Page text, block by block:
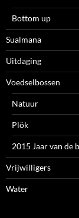
Bottom up
Sualmana
Uitdaging
Voedselbossen
Natuur
Plök
2015 Jaar van de
Vrijwilligers
Water